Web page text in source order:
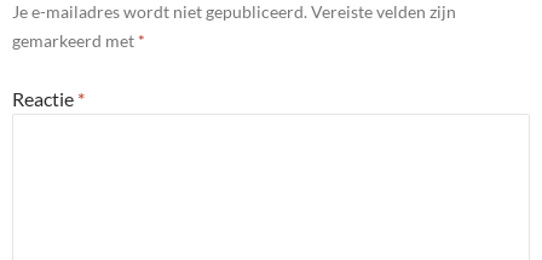
Je e-mailadres wordt niet gepubliceerd. Vereiste velden zijn
gemarkeerd met *
Reactie *